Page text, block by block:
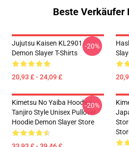
Beste Verkäufer
Jujutsu Kaisen KL2901
Demon Slayer T-Shirts
20,93 £ - 24,09 £
-20%
Kimetsu No Yaiba Hoodies -
Tanjiro Style Unisex Pullover
Hoodie Demon Slayer Store
-20%